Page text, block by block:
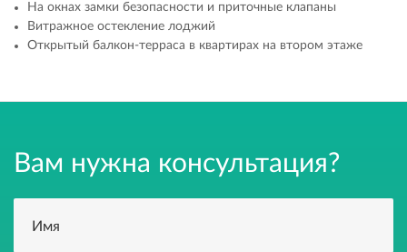
На окнах замки безопасности и приточные клапаны
Витражное остекление лоджий
Открытый балкон-терраса в квартирах на втором этаже
Вам нужна консультация?